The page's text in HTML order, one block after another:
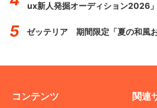
ux新人発掘オーディション2026
ゼッテリア 期間限定「夏の和風
コンテンツ 関連